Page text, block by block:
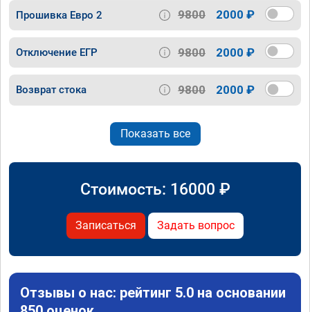
Прошивка Евро 2 9800 2000 ₽
Отключение ЕГР 9800 2000 ₽
Возврат стока 9800 2000 ₽
Показать все
Стоимость: 16000 ₽
Записаться Задать вопрос
Отзывы о нас: рейтинг 5.0 на основании